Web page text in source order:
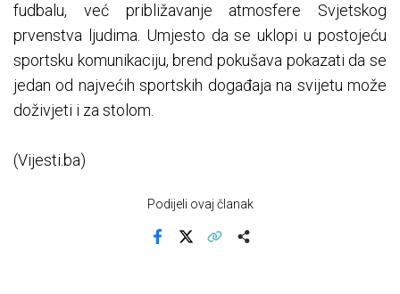
fudbalu, već približavanje atmosfere Svjetskog
prvenstva ljudima. Umjesto da se uklopi u postojeću
sportsku komunikaciju, brend pokušava pokazati da se
jedan od najvećih sportskih događaja na svijetu može
doživjeti i za stolom.
(Vijesti.ba)
Podijeli ovaj članak
Facebook